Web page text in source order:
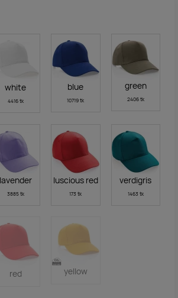
white
4416 tk
blue
10719 tk
green
2406 tk
lavender
3885 tk
luscious red
173 tk
verdigris
1463 tk
red yellow